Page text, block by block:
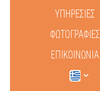
ΥΠΗΡΕΣΙΕΣ
ΦΩΤΟΓΡΑΦΊΕΣ
ΕΠΙΚΟΙΝΩΝΊΑ